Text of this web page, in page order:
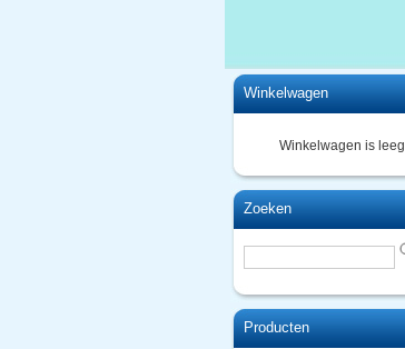
Winkelwagen
Winkelwagen is leeg
Zoeken
Producten